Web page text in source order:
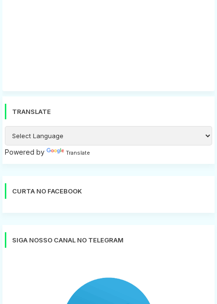
TRANSLATE
Powered by Translate
CURTA NO FACEBOOK
SIGA NOSSO CANAL NO TELEGRAM